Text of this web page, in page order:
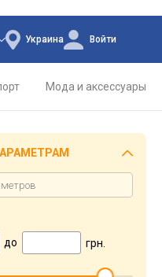
Украина Войти
Мода и аксессуары
до грн.